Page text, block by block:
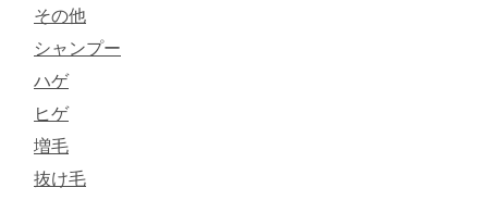
その他
シャンプー
ハゲ
ヒゲ
増毛
抜け毛